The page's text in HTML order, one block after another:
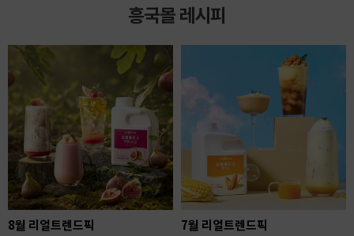
흥국몰 레시피
8월 리얼트렌드픽 7월 리얼트렌드픽